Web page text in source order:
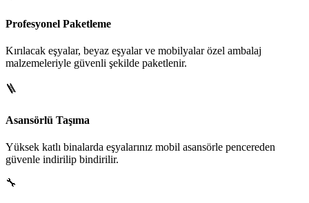
Profesyonel Paketleme
Kırılacak eşyalar, beyaz eşyalar ve mobilyalar özel ambalaj
malzemeleriyle güvenli şekilde paketlenir.
🪜
Asansörlü Taşıma
Yüksek katlı binalarda eşyalarınız mobil asansörle pencereden
güvenle indirilip bindirilir.
🔧